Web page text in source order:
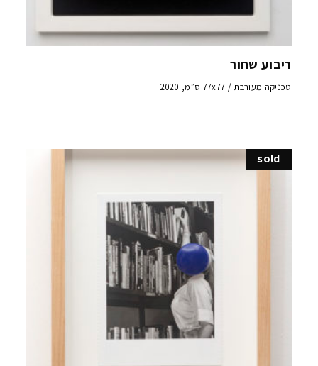
ריבוע שחור
טכניקה מעורבת / 77x77 ס״מ, 2020
sold